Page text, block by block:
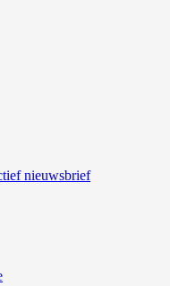
nieuwsbrief